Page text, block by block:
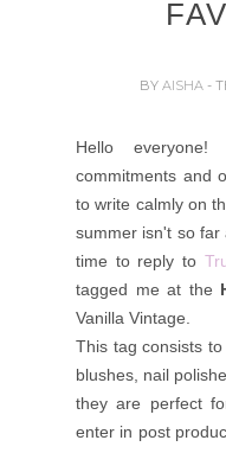
BYAISHA-
Hello
commitments and
to write calmly on
summer isn't so far
time to reply to
tagged me at the
Vanilla Vintage.
This tag consists
blushes, nail
they are perfect
enter in post